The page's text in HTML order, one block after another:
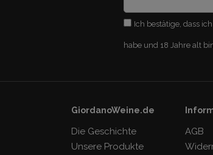
Ich bestätige, dass
habe und 18 Jahre alt
GiordanoWeine.de
Die Geschichte
Unsere Produkte
AGB